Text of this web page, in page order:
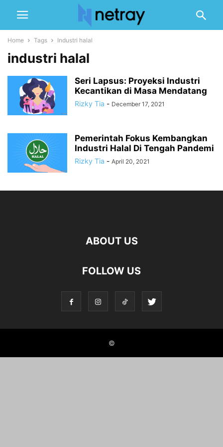
Home Tags Industri halal
industri halal
Seri Lapsus: Proyeksi Industri
Kecantikan di Masa Mendatang
Rizky Tia - December 17, 2021
Pemerintah Fokus Kembangkan
Industri Halal Di Tengah Pandemi
Rizky Tia - April 20, 2021
ABOUT US
FOLLOW US
©